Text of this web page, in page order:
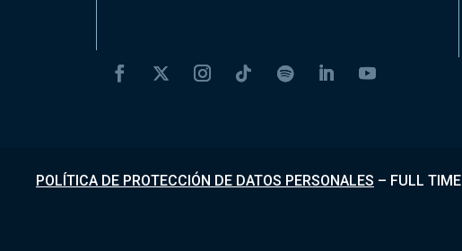
POLÍTICA DE PROTECCIÓN DE DATOS PERSONALES – FULL TIME